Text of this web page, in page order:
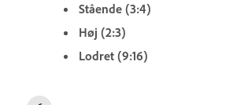
Stående (3:4)
Høj (2:3)
Lodret (9:16)